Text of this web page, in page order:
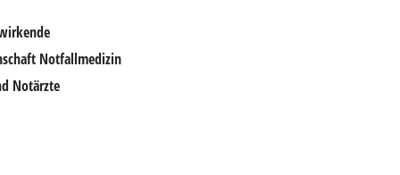
Notfallmedizin
Notärzte